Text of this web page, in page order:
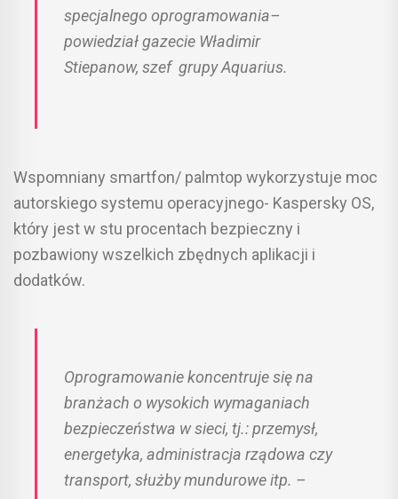
specjalnego oprogramowania–
powiedział gazecie Władimir
Stiepanow, szef grupy Aquarius.
Wspomniany smartfon/ palmtop wykorzystuje moc
autorskiego systemu operacyjnego- Kaspersky OS,
który jest w stu procentach bezpieczny i
pozbawiony wszelkich zbędnych aplikacji i
dodatków.
Oprogramowanie koncentruje się na
branżach o wysokich wymaganiach
bezpieczeństwa w sieci, tj.: przemysł,
energetyka, administracja rządowa czy
transport, służby mundurowe itp. –